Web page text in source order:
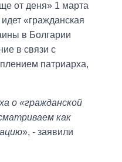
от деня» 1 марта
«гражданская
в Болгарии
в связи с
патриарха,
о «гражданской
как
», - заявили